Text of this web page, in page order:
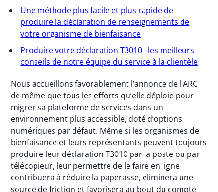
Une méthode plus facile et plus rapide de
produire la déclaration de renseignements de
votre organisme de bienfaisance
Produire votre déclaration T3010 : les meilleurs
conseils de notre équipe du service à la clientèle
Nous accueillons favorablement l’annonce de l’ARC
de même que tous les efforts qu’elle déploie pour
migrer sa plateforme de services dans un
environnement plus accessible, doté d’options
numériques par défaut. Même si les organismes de
bienfaisance et leurs représentants peuvent toujours
produire leur déclaration T3010 par la poste ou par
télécopieur, leur permettre de le faire en ligne
contribuera à réduire la paperasse, éliminera une
source de friction et favorisera au bout du compte